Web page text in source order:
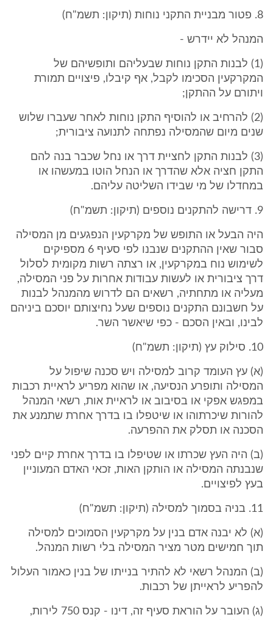
8. פטור מבניית התקני נוחות (תיקון: תשמ"ח)
המנהל לא יידרש -
(1) לבנות התקן נוחות שבעליהם ותופשיהם של
המקרקעין הסכימו לקבל, אף קיבלו, פיצויים תמורת
ויתורם על ההתקן;
(2) להרחיב או להוסיף התקן נוחות לאחר שעברו שלוש
שנים מיום שהמסילה נפתחה לתנועה ציבורית;
(3) לבנות התקן לחציית דרך או נחל שכבר בנה להם
התקן חציה אלא שהדרך או הנחל הוטו במעשהו או
במחדלו של מי שבידו השליטה עליהם.
9. דרישה להתקנים נוספים (תיקון: תשמ"ח)
היה הבעל או התופש של מקרקעין הנפגעים מן המסילה
סבור שאין ההתקנים שנבנו לפי סעיף 6 מספיקים
לשימוש נוח במקרקעין, או רצתה רשות מקומית לסלול
דרך ציבורית או לעשות עבודות אחרות על פני המסילה,
מעליה או מתחתיה, רשאים הם לדרוש מהמנהל לבנות
על חשבונם התקנים נוספים שעל נחיצותם יוסכם ביניהם
לבינו, ובאין הסכם - כפי שיאשר השר.
10. סילוק עץ (תיקון: תשמ"ח)
(א) עץ העומד קרוב למסילה ויש סכנה שיפול על
המסילה ותופרע הנסיעה, או שהוא מפריע לראיית רכבות
במפגש אפקי או בסיבוב או לראיית אות, רשאי המנהל
להורות שיכרתוהו או שיטפלו בו בדרך אחרת שתמנע את
הסכנה או תסלק את ההפרעה.
(ב) היה העץ שכרתו או שטיפלו בו בדרך אחרת קיים לפני
שנבנתה המסילה או הותקן האות, זכאי האדם המעוניין
בעץ לפיצויים.
11. בניה בסמוך למסילה (תיקון: תשמ"ח)
(א) לא יבנה אדם בנין על מקרקעין הסמוכים למסילה
תוך חמישים מטר מציר המסילה בלי רשות המנהל.
(ב) המנהל רשאי לא להתיר בנייתו של בנין כאמור העלול
להפריע לראייתן של רכבות.
(ג) העובר על הוראת סעיף זה, דינו - קנס 750 לירות,